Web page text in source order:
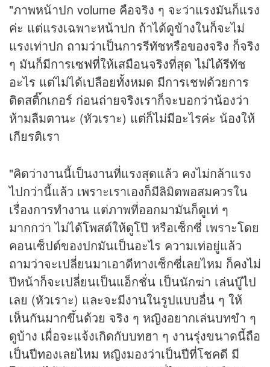
"ภาพหน้าปก volume คือจริง ๆ จะว่าแรงมันก็แรง
ค่ะ แต่แรงเฉพาะหน้าปก ถ้าได้ดูข้างในก็จะไม่
แรงเท่าปก ถามว่าเป็นการรีทัชหรือของจริง ก็จริง
ๆ มันก็มีการเซฟที่ให้เสมือนจริงที่สุด ไม่ได้รีทัช
อะไร แต่ไม่ได้เปลือยทั้งหมด มีการเชฟด้วยการ
ติดสติ๊กเกอร์ ก่อนถ่ายจริงเราก็จะบอกว่าน้องว่า
ห้ามลืมตานะ (หัวเราะ) แต่ก็ไม่มีอะไรค่ะ น้องให้
เกียรติเรา
"คิดว่างานนี้เป็นงานที่แรงสุดแล้ว คงไม่กล้าแรง
ไปกว่านี้แล้ว เพราะเราเองก็มีลิมิตพอสมควรใน
เรื่องการทำงาน แต่ภาพที่ออกมามันก็ดูเท่ ๆ
มากกว่า ไม่ได้โพสต์ให้ดูโป๊ หรือเซ็กซี่ เพราะโดย
คอนเซ็ปต์ของปกมันเป็นอะไร ความเท่อยู่แล้ว
ถามว่าจะเปลี่ยนมาเอาดีทางเซ็กซี่เลยไหม ก็คงไม่
ปีหน้าก็จะเปลี่ยนเป็นแอ็กชั่น เป็นนักฆ่า เล่นบู๊ไป
เลย (หัวเราะ) และจะมีงานในรูปแบบอื่น ๆ ให้
เห็นกันมากขึ้นด้วย จริง ๆ หญิงอยากเล่นบทขำ ๆ
ดูบ้าง เผื่อจะแจ้งเกิดกับบทฮา ๆ งานรุ่งขนาดนี้ถือ
เป็นปีทองเลยไหม หญิงมองว่าเป็นปีที่โชคดี มี